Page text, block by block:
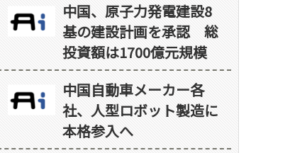
中国、原子力発電建設8
基の建設計画を承認 総
投資額は1700億元規模
中国自動車メーカー各
社、人型ロボット製造に
本格参入へ